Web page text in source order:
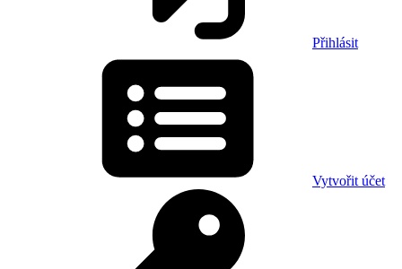
Přihlásit
Vytvořit účet